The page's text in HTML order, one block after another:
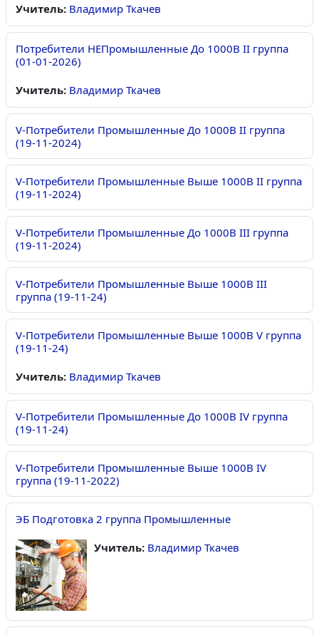
Учитель: Владимир Ткачев
Потребители НЕПромышленные До 1000В II группа
(01-01-2026)
Учитель: Владимир Ткачев
V-Потребители Промышленные До 1000В II группа
(19-11-2024)
V-Потребители Промышленные Выше 1000В II группа
(19-11-2024)
V-Потребители Промышленные До 1000В III группа
(19-11-2024)
V-Потребители Промышленные Выше 1000В III
группа (19-11-24)
V-Потребители Промышленные Выше 1000В V группа
(19-11-24)
Учитель: Владимир Ткачев
V-Потребители Промышленные До 1000В IV группа
(19-11-24)
V-Потребители Промышленные Выше 1000В IV
группа (19-11-2022)
ЭБ Подготовка 2 группа Промышленные
Учитель: Владимир Ткачев